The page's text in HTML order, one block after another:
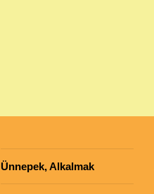
Ünnepek, Alkalmak